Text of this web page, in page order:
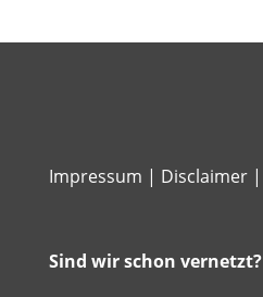
Impressum | Disclaimer |
Sind wir schon vernetzt?